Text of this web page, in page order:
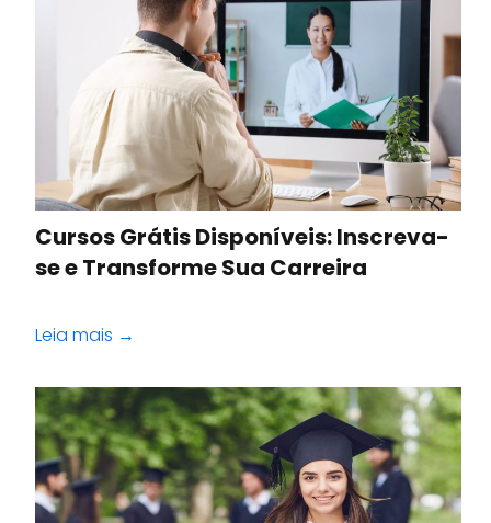
Cursos Grátis Disponíveis: Inscreva-
se e Transforme Sua Carreira
Leia mais →